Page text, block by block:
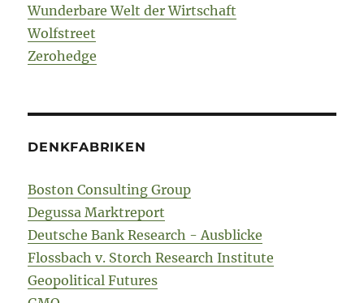
Wunderbare Welt der Wirtschaft
Wolfstreet
Zerohedge
DENKFABRIKEN
Boston Consulting Group
Degussa Marktreport
Deutsche Bank Research - Ausblicke
Flossbach v. Storch Research Institute
Geopolitical Futures